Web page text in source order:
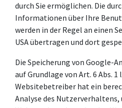
durch Sie ermöglichen. Die
Informationen über Ihre
werden in der Regel an einen
USA übertragen und dort
Die Speicherung von Google-
auf Grundlage von Art. 6 Abs. 1
Websitebetreiber hat ein
Analyse des Nutzerverhaltens,